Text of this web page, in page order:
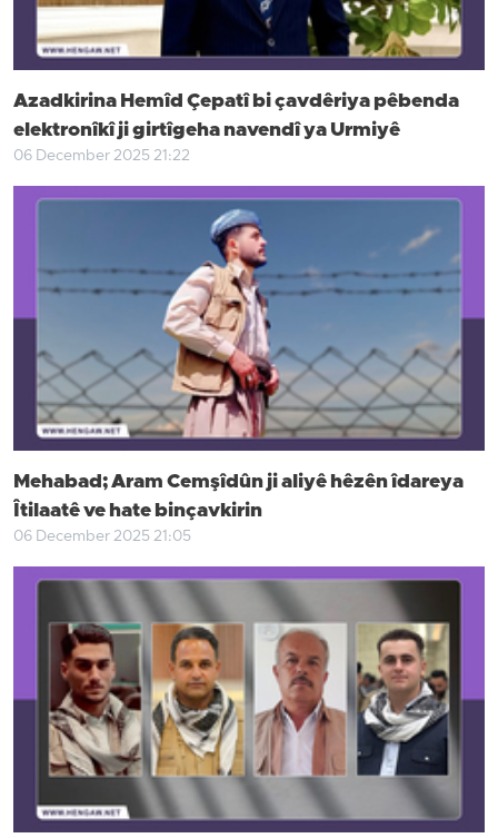
Azadkirina Hemîd Çepatî bi çavdêriya pêbenda
elektronîkî ji girtîgeha navendî ya Urmiyê
06 December 2025 21:22
Mehabad; Aram Cemşîdûn ji aliyê hêzên îdareya
Îtilaatê ve hate binçavkirin
06 December 2025 21:05